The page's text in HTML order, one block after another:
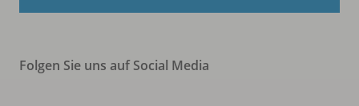
Folgen Sie uns auf Social Media